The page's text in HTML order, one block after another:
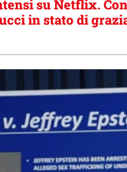
su Netflix.
in stato di